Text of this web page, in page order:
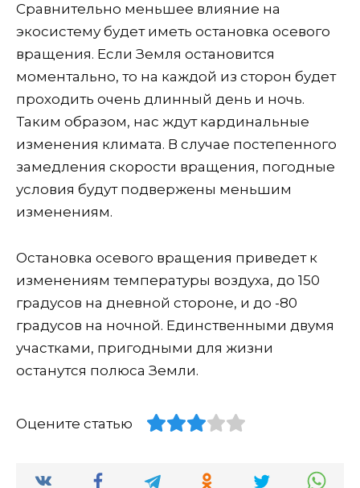
Сравнительно меньшее влияние на
экосистему будет иметь остановка осевого
вращения. Если Земля остановится
моментально, то на каждой из сторон будет
проходить очень длинный день и ночь.
Таким образом, нас ждут кардинальные
изменения климата. В случае постепенного
замедления скорости вращения, погодные
условия будут подвержены меньшим
изменениям.
Остановка осевого вращения приведет к
изменениям температуры воздуха, до 150
градусов на дневной стороне, и до -80
градусов на ночной. Единственными двумя
участками, пригодными для жизни
останутся полюса Земли.
Оцените статью